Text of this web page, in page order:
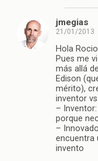
jmegias
21/01/2013
Hola
Pues me
más allá
Edison
mérito),
inventor
–
porque
–
encuentra
invento